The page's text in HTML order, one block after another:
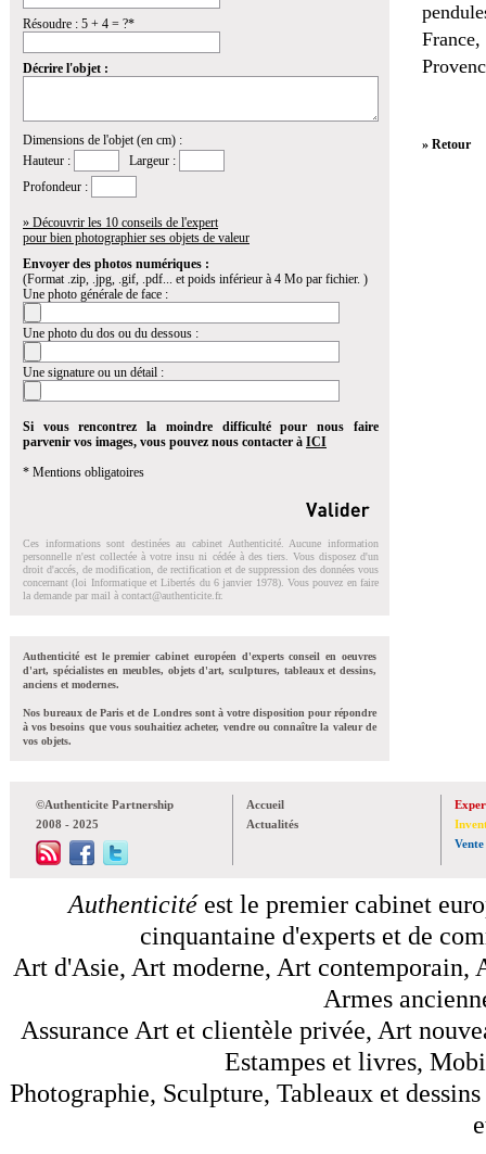
Résoudre : 5 + 4 = ?*
Décrire l'objet :
Dimensions de l'objet (en cm) :
Hauteur :
Largeur :
Profondeur :
» Découvrir les 10 conseils de l'expert
pour bien photographier ses objets de valeur
Envoyer des photos numériques :
(Format .zip, .jpg, .gif, .pdf... et poids inférieur à 4 Mo par fichier. )
Une photo générale de face :
Une photo du dos ou du dessous :
Une signature ou un détail :
Si vous rencontrez la moindre difficulté pour nous faire
parvenir vos images, vous pouvez nous contacter à ICI
* Mentions obligatoires
Ces informations sont destinées au cabinet Authenticité. Aucune information
personnelle n'est collectée à votre insu ni cédée à des tiers. Vous disposez d'un
droit d'accés, de modification, de rectification et de suppression des données vous
concernant (loi Informatique et Libertés du 6 janvier 1978). Vous pouvez en faire
la demande par mail à contact@authenticite.fr.
Authenticité est le premier cabinet européen d'experts conseil en oeuvres
d'art, spécialistes en meubles, objets d'art, sculptures, tableaux et dessins,
anciens et modernes.
Nos bureaux de Paris et de Londres sont à votre disposition pour répondre
à vos besoins que vous souhaitiez acheter, vendre ou connaître la valeur de
vos objets.
» Retour
©Authenticite Partnership
2008 - 2025
Accueil
Actualités
Vente
Authenticitéest le premier cabinet
cinquantaine d'experts et de
Art d'Asie, Art moderne, Art contemporain,
Armes
Assurance Art et clientèle privée, Art
Estampes et livres,
Photographie, Sculpture, Tableaux et